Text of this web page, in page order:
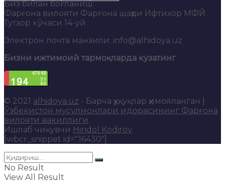
Биз билан боғланиш:
Фарғона вилояти Фарғона шаҳри Ифтихор МФЙ
Тутзор кўчаси 14-уй
Электрон почта манзили: info@alhidoya.uz
Бизни ижтимоий тармоқларда кузатинг
© 2021 alhidoya.uz - Барча ҳуқуқлар ҳимояланган |
Ўзбекистон мусулмонлари идорасининг Фарғона
вилояти вакиллиги.
Ишлаб чиқувчи Hindol Kodirov.
[wbcr_snippet id="16430"]
No Result
View All Result